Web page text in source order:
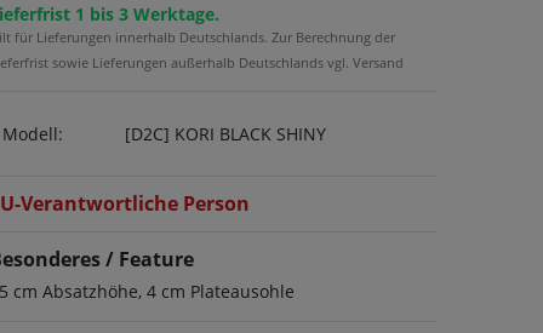
1 bis 3 Werktage.
für Lieferungen innerhalb Deutschlands. Zur Berechnung der
sowie Lieferungen außerhalb Deutschlands vgl. Versand
Modell: [D2C] KORI BLACK SHINY
Verantwortliche Person
/ Feature
cm Absatzhöhe, 4 cm Plateausohle